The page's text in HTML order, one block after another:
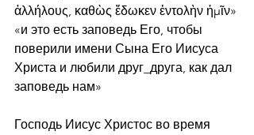
ἀλλήλους, καθὼς ἔδωκεν ἐντολὴν ἡμῖν»
«и это есть заповедь Его, чтобы
поверили имени Сына Его Иисуса
Христа и любили друг_друга, как дал
заповедь нам»
Господь Иисус Христос во время